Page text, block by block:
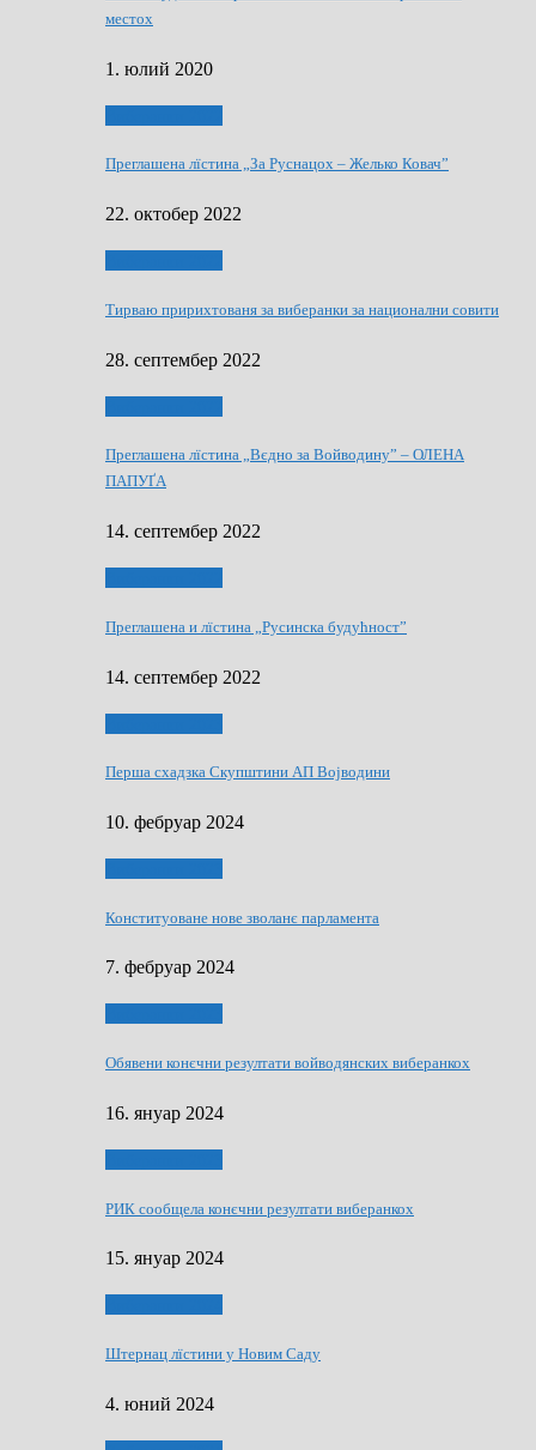
местох
1. юлий 2020
Преглашена лїстина „За Руснацох – Желько Ковач”
22. октобер 2022
Тирваю пририхтованя за виберанки за национални совити
28. септембер 2022
Преглашена лїстина „Вєдно за Войводину” – ОЛЕНА
ПАПУҐА
14. септембер 2022
Преглашена и лїстина „Русинска будућност”
14. септембер 2022
Перша схадзка Скупштини АП Војводини
10. фебруар 2024
Конституоване нове зволанє парламентa
7. фебруар 2024
Обявени конєчни резултати войводянских виберанкох
16. януар 2024
РИК сообщела конєчни резултати виберанкох
15. януар 2024
Штернац лїстини у Новим Саду
4. юний 2024